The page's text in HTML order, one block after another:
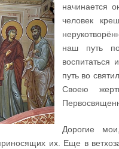
начинается
человек
наш путь
путь во
Своею
Дорогие
их. Еще в